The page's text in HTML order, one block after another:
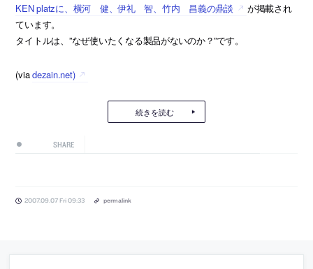
KEN platzに、横河 健、伊礼 智、竹内 昌義の鼎談
が掲載され
ています。
タイトルは、”なぜ使いたくなる製品がないのか？”です。
(viadezain.net)
続きを読む
SHARE
2007.09.07 Fri 09:33 permalink